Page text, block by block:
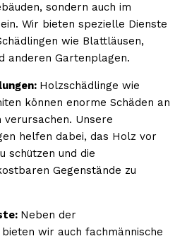
sondern auch im
Wir bieten spezielle Dienste
wie Blattläusen,
anderen Gartenplagen.
Holzschädlinge wie
können enorme Schäden an
verursachen. Unsere
helfen dabei, das Holz vor
schützen und die
Gegenstände zu
Neben der
wir auch fachmännische